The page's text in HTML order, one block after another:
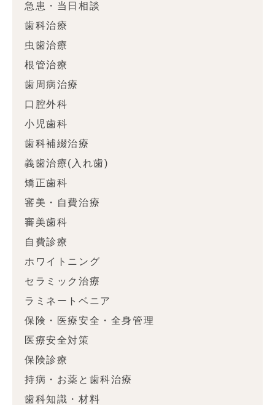
急患・当日相談
歯科治療
虫歯治療
根管治療
歯周病治療
口腔外科
小児歯科
歯科補綴治療
義歯治療(入れ歯)
矯正歯科
審美・自費治療
審美歯科
自費診療
ホワイトニング
セラミック治療
ラミネートベニア
保険・医療安全・全身管理
医療安全対策
保険診療
持病・お薬と歯科治療
歯科知識・材料